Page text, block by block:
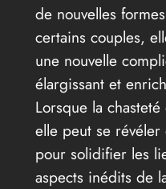
de nouvelles
certains couples,
une nouvelle
élargissant et
Lorsque la
elle peut se
pour solidifier les
aspects inédits de